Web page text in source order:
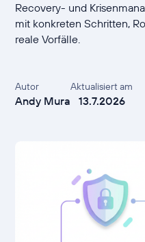
Recovery- und
mit konkreten Schritten,
reale Vorfälle.
Autor
Andy Mura
Aktualisiert am
13.7.2026